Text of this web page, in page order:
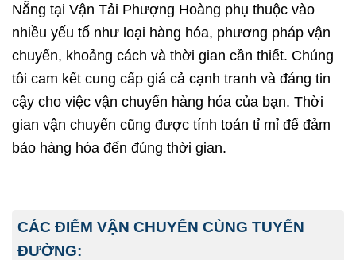
Nẵng tại Vận Tải Phượng Hoàng phụ thuộc vào
nhiều yếu tố như loại hàng hóa, phương pháp vận
chuyển, khoảng cách và thời gian cần thiết. Chúng
tôi cam kết cung cấp giá cả cạnh tranh và đáng tin
cậy cho việc vận chuyển hàng hóa của bạn. Thời
gian vận chuyển cũng được tính toán tỉ mỉ để đảm
bảo hàng hóa đến đúng thời gian.
CÁC ĐIỂM VẬN CHUYỂN CÙNG TUYẾN
ĐƯỜNG: